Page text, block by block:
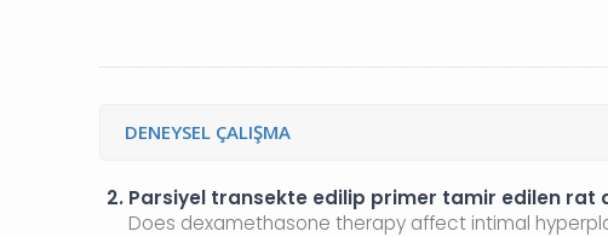
DENEYSEL ÇALIŞMA
2. Parsiyel transekte edilip primer tamir edilen
Does dexamethasone therapy affect intimal